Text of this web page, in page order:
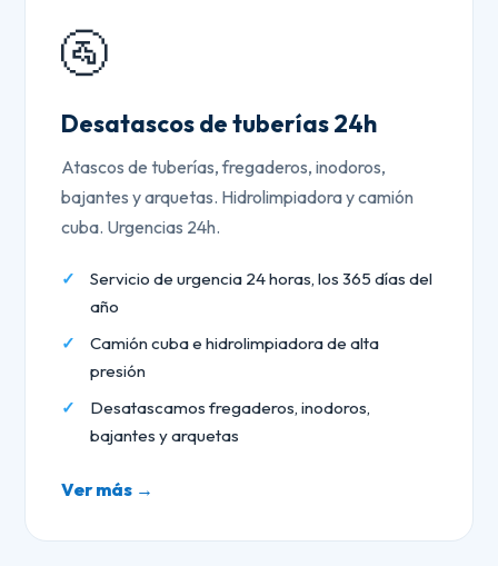
🚰
Desatascos de tuberías 24h
Atascos de tuberías, fregaderos, inodoros,
bajantes y arquetas. Hidrolimpiadora y camión
cuba. Urgencias 24h.
Servicio de urgencia 24 horas, los 365 días del
año
Camión cuba e hidrolimpiadora de alta
presión
Desatascamos fregaderos, inodoros,
bajantes y arquetas
Ver más →